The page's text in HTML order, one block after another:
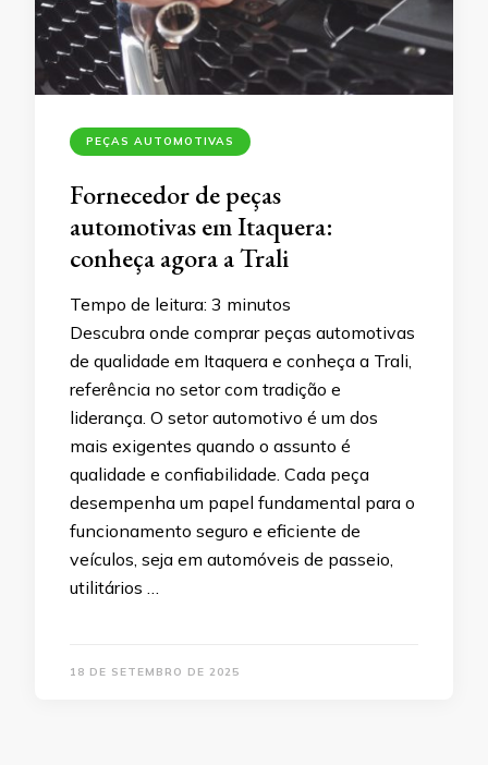
PEÇAS AUTOMOTIVAS
Fornecedor de peças
automotivas em Itaquera:
conheça agora a Trali
Tempo de leitura: 3 minutos
Descubra onde comprar peças automotivas
de qualidade em Itaquera e conheça a Trali,
referência no setor com tradição e
liderança. O setor automotivo é um dos
mais exigentes quando o assunto é
qualidade e confiabilidade. Cada peça
desempenha um papel fundamental para o
funcionamento seguro e eficiente de
veículos, seja em automóveis de passeio,
utilitários …
18 DE SETEMBRO DE 2025